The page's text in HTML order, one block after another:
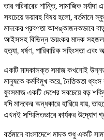
তার পরিবারের শান্তি, সামাজিক
সবচেয়ে ভয়াবহ বিষয় হলো, বর্তমানে
মাদকের প্রবণতা আশঙ্কাজনকভাবে
আইসসহ বিভিন্ন ভয়ংকর মাদক
হত্যা, ধর্ষণ, পারিবারিক সহিংসতা
একটি মাদকাসক্ত সমাজ কখনোই উন্নত
মানুষকে কর্মবিমুখ করে, নৈতিকতা
যুবসমাজ একটি দেশের সবচেয়ে বড়
যদি মাদকের অন্ধকারে হারিয়ে যায়,
এখনই সম্মিলিতভাবে কার্যকর উদ্যোগ
বর্তমানে বাংলাদেশে মাদক শুধু একটি